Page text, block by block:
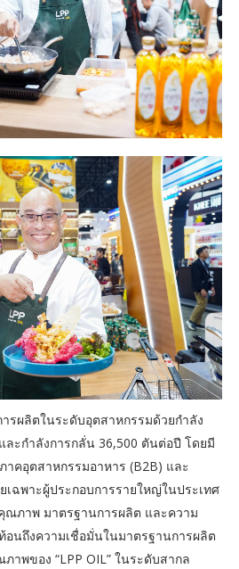
รผลิตในระดับอุตสาหกรรมด้วยกำลัง
ละกำลังการกลั่น 36,500 ตันต่อปี โดยมี
าคอุตสาหกรรมอาหาร (B2B) และ
ฉพาะผู้ประกอบการรายใหญ่ในประเทศ
ภาพ มาตรฐานการผลิต และความ
นถึงความเชื่อมั่นในมาตรฐานการผลิต
าพของ “LPP OIL” ในระดับสากล